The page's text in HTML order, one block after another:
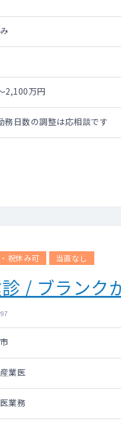
2,100万円
日数の調整は応相談です
祝休み可 当直なし
/ ブランク
業医
業務